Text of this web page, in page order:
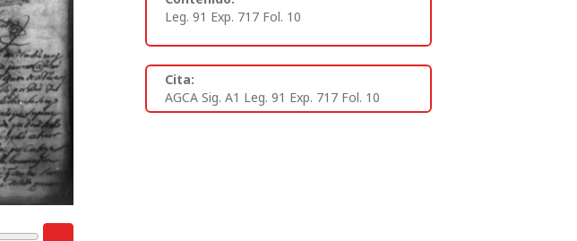
Leg. 91 Exp. 717 Fol. 10
Cita:
AGCA Sig. A1 Leg. 91 Exp. 717 Fol. 10